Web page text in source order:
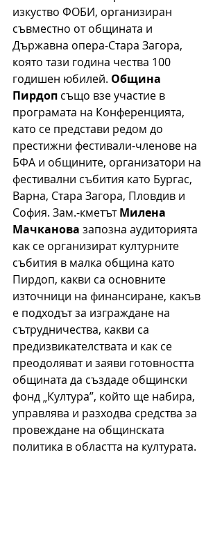
изкуство ФОБИ, организиран
съвместно от общината и
Държавна опера-Стара Загора,
която тази година чества 100
годишен юбилей. Община
Пирдоп също взе участие в
програмата на Конференцията,
като се представи редом до
престижни фестивали-членове на
БФА и общините, организатори на
фестивални събития като Бургас,
Варна, Стара Загора, Пловдив и
София. Зам.-кметът Милена
Мачканова запозна аудиторията
как се организират културните
събития в малка община като
Пирдоп, какви са основните
източници на финансиране, какъв
е подходът за изграждане на
сътрудничества, какви са
предизвикателствата и как се
преодоляват и заяви готовността
общината да създаде общински
фонд „Култура”, който ще набира,
управлява и разходва средства за
провеждане на общинската
политика в областта на културата.